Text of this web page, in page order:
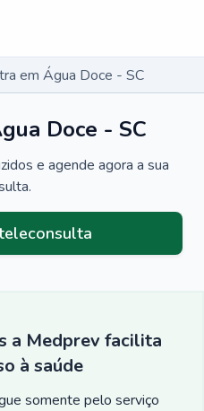
em Água Doce - SC
Doce - SC
e agende agora a sua
a Medprev facilita
à saúde
somente pelo serviço